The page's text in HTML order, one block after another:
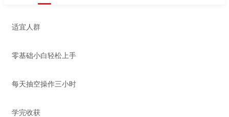
适宜人群
零基础小白轻松上手
每天抽空操作三小时
学完收获